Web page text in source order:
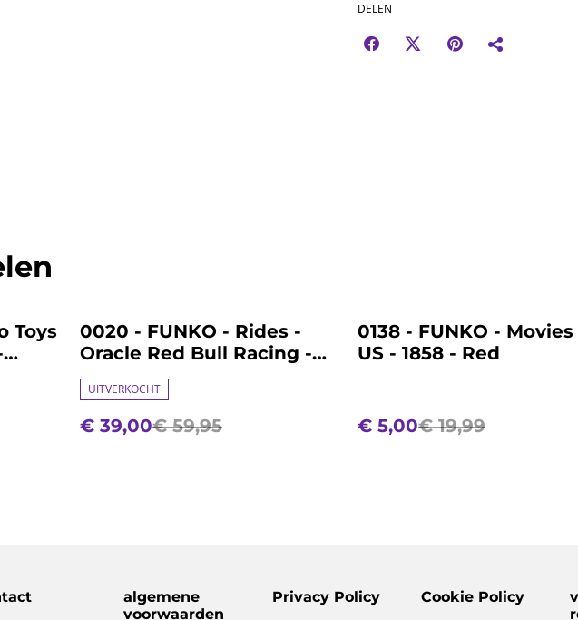
DELEN
Toys
%
0020 - FUNKO - Rides -
Oracle Red Bull Racing -
307 - Max Verstappen
UITVERKOCHT
€ 39,00€ 59,95
%
0138 - FUNKO - Movies
US - 1858 - Red
€ 5,00€ 19,99
algemene
voorwaarden
Privacy Policy Cookie Policy